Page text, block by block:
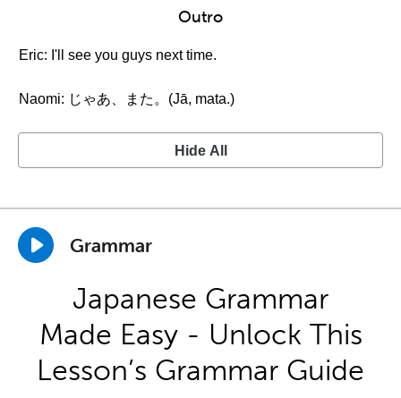
Outro
Eric: I'll see you guys next time.
Naomi: じゃあ、また。(Jā, mata.)
Hide All
Grammar
Japanese Grammar
Made Easy - Unlock This
Lesson’s Grammar Guide